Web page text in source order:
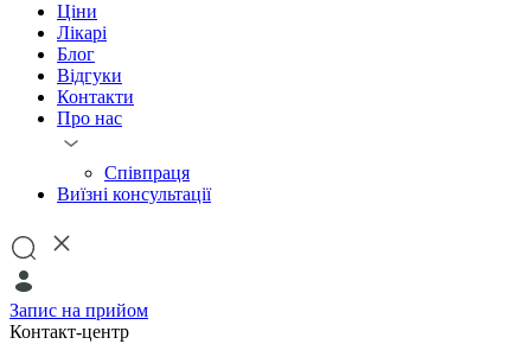
Ціни
Лікарі
Блог
Відгуки
Контакти
Про нас
Співпраця
Виїзні консультації
Запис на прийом
Контакт-центр